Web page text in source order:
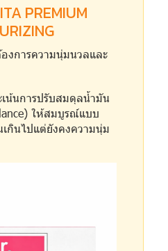
PREMIUM
งการความนุ่มนวลและ
น้นการปรับสมดุลน้ำมัน
ให้สมบูรณ์แบบ
กินไปแต่ยังคงความนุ่ม